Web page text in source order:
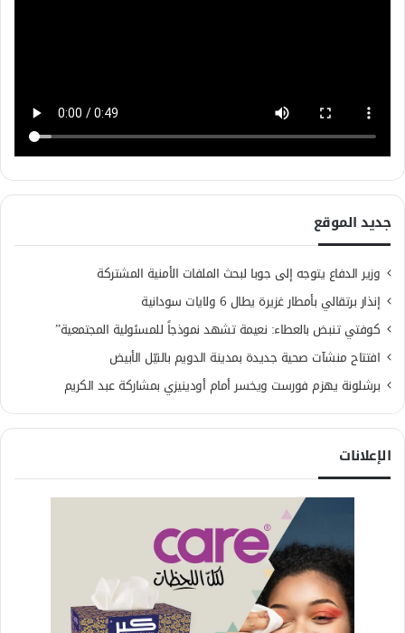
جديد الموقع
وزير الدفاع يتوجه إلى جوبا لبحث الملفات الأمنية المشتركة
إنذار برتقالي بأمطار غزيرة يطال 6 ولايات سودانية
كوفتي تنبض بالعطاء: نعيمة تشهد نموذجاً للمسئولية المجتمعية”
افتتاح منشآت صحية جديدة بمدينة الدويم بالنيّل الأبيض
برشلونة يهزم فورست ويخسر أمام أودينيزي بمشاركة عبد الكريم
الإعلانات